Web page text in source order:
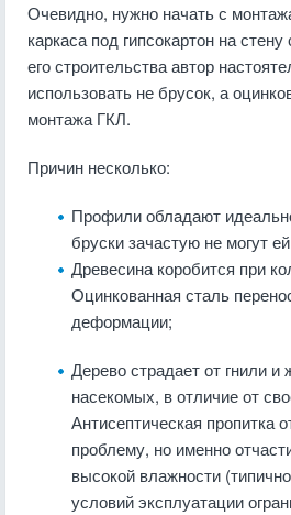
Очевидно, нужно начать с
каркаса под гипсокартон на
его строительства автор
использовать не брусок, а
монтажа ГКЛ.
Причин несколько:
Профили обладают
бруски зачастую не могут
Древесина коробится при
Оцинкованная сталь
деформации;
Дерево страдает от гнили и
насекомых, в отличие от
Антисептическая пропитка
проблему, но именно
высокой влажности
условий эксплуатации